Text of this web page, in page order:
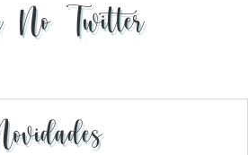
No Twitter